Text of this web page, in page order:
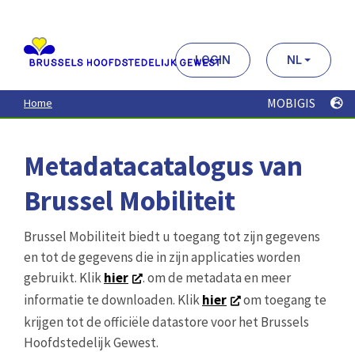
contenu
principal
LOGIN NL
Home MOBIGIS
Metadatacatalogus van
Brussel Mobiliteit
Brussel Mobiliteit biedt u toegang tot zijn gegevens
en tot de gegevens die in zijn applicaties worden
gebruikt. Klikhier
. om de metadata en meer
informatie te downloaden. Klikhier
om toegang te
krijgen tot de officiële datastore voor het Brussels
Hoofdstedelijk Gewest.